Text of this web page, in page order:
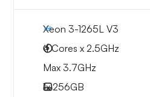
Xeon 3-1265L V3
4 Cores x 2.5GHz
Max 3.7GHz
1x256GB